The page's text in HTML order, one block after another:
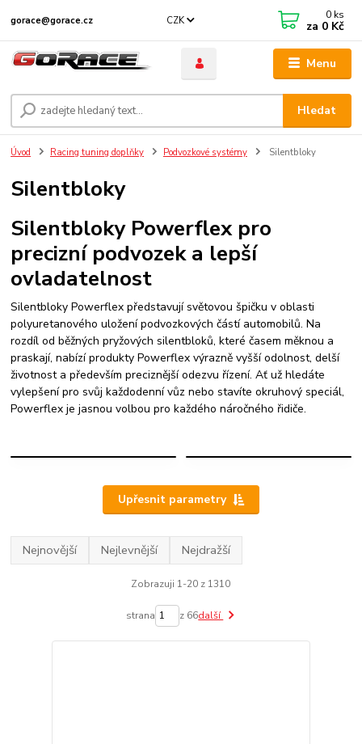
Menu
CZK
Hledat
gorace@gorace.cz 0 ks
za 0 Kč
Úvod Racing tuning doplňky Podvozkové systémy Silentbloky
Silentbloky
Silentbloky Powerflex pro
precizní podvozek a lepší
ovladatelnost
Silentbloky Powerflex představují světovou špičku v oblasti
polyuretanového uložení podvozkových částí automobilů. Na
rozdíl od běžných pryžových silentbloků, které časem měknou a
praskají, nabízí produkty Powerflex výrazně vyšší odolnost, delší
životnost a především preciznější odezvu řízení. Ať už hledáte
vylepšení pro svůj každodenní vůz nebo stavíte okruhový speciál,
Powerflex je jasnou volbou pro každého náročného řidiče.
Upřesnit parametry
Nejnovější Nejlevnější Nejdražší
Zobrazuji 1-20 z 1310
strana z 66další